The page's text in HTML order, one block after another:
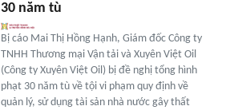
30 năm tù
Bị cáo Mai Thị Hồng Hạnh, Giám đốc Công ty
TNHH Thương mại Vận tải và Xuyên Việt Oil
(Công ty Xuyên Việt Oil) bị đề nghị tổng hình
phạt 30 năm tù về tội vi phạm quy định về
quản lý, sử dụng tài sản nhà nước gây thất